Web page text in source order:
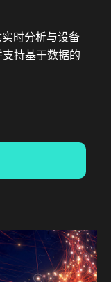
时分析与设备
持基于数据的